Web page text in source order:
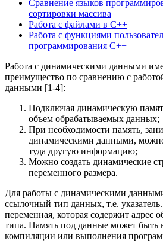
Сравнение языков
сортировки массива
Работа с файлами в C++
Работа с функциями
программирования С++
Работа с динамическими данными
преимущество по сравнению с
данными [1-4]:
Подключая динамическую
объем обрабатываемых данных;
При необходимости память,
динамическими данными,
туда другую информацию;
Можно создать динамические
переменного размера.
Для работы с динамическими
ссылочный тип данных, т.е.
переменная, которая содержит адрес
типа. Память под данные может быть
компиляции или выполнения